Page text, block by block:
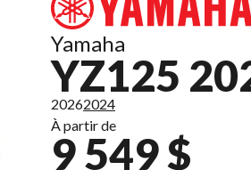
Yamaha
YZ125
20262024
À partir de
9 549 $